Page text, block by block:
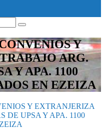
Y
ARG.
Y APA. 1100
EN EZEIZA
Y EXTRANJERIZA
DE UPSA Y APA. 1100